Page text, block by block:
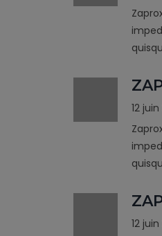
12
12